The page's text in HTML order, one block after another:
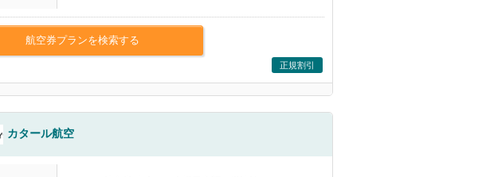
航空券プランを検索する
正規割引
カタール航空